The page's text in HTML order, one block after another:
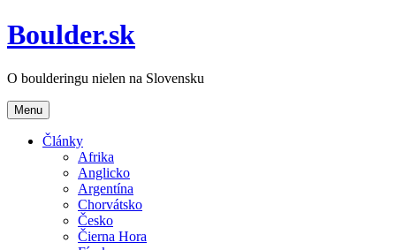
Boulder.sk
O boulderingu nielen na Slovensku
Menu
Články
Afrika
Anglicko
Argentína
Chorvátsko
Česko
Čierna Hora